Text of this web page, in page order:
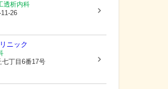
透析内科
26
ニック
七丁目6番17号